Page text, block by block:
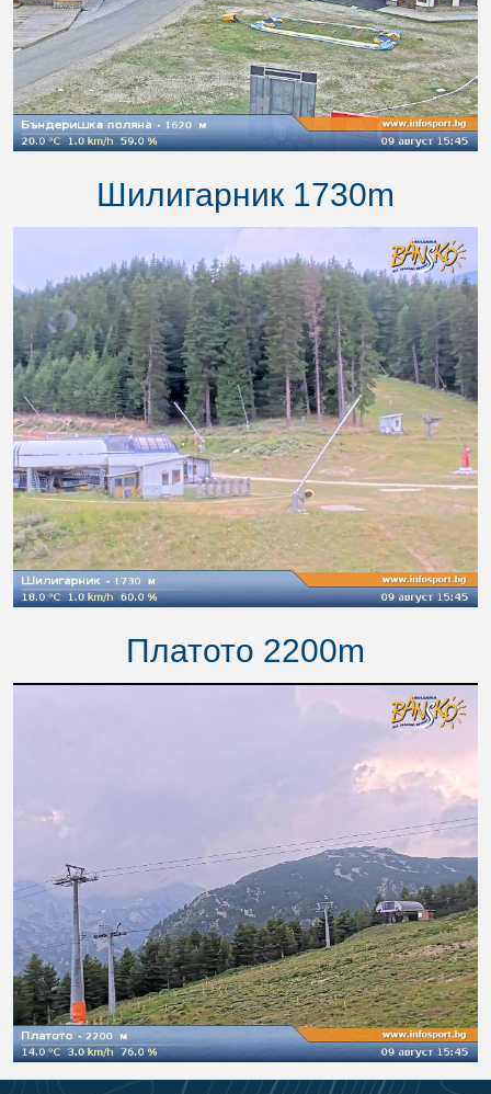
Шилигарник 1730m
Платото 2200m